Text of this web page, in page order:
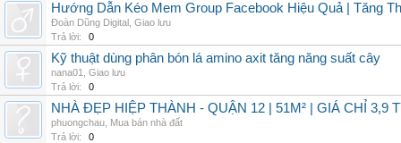
Hướng Dẫn Kéo Mem Group Facebook Hiệu Quả | Tăng
Đoàn Dũng Digital Giao lưu
Trả lời:
0
Kỹ thuật dùng phân bón lá amino axit tăng năng suất cây
nana01
Giao lưu
Trả lời:
0
NHÀ ĐẸP HIỆP THÀNH - QUẬN 12 | 51M² | GIÁ CHỈ 3,9
phuongchau Mua bán nhà đất
Trả lời:
0